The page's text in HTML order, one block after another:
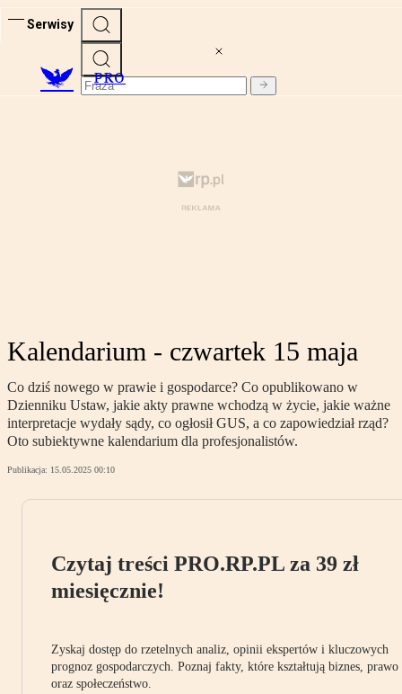
Serwisy
PRO
Kalendarium - czwartek 15 maja
Co dziś nowego w prawie i gospodarce? Co opublikowano w
Dzienniku Ustaw, jakie akty prawne wchodzą w życie, jakie ważne
interpretacje wydały sądy, co ogłosił GUS, a co zapowiedział rząd?
Oto subiektywne kalendarium dla profesjonalistów.
Publikacja: 15.05.2025 00:10
Czytaj treści PRO.RP.PL za 39 zł
miesięcznie!
Zyskaj dostęp do rzetelnych analiz, opinii ekspertów i kluczowych
prognoz gospodarczych. Poznaj fakty, które kształtują biznes, prawo
oraz społeczeństwo.